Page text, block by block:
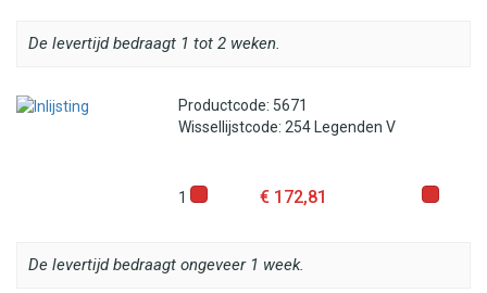
De levertijd bedraagt 1 tot 2 weken.
Productcode: 5671
Wissellijstcode: 254 Legenden V
1 € 172,81
De levertijd bedraagt ongeveer 1 week.